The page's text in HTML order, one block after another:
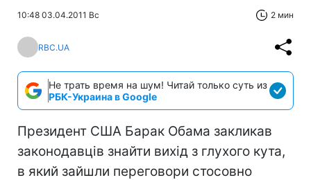
10:48 03.04.2011 Вс 2 мин
RBC.UA
Не трать время на шум! Читай только суть из
РБК-Украина в Google
Президент США Барак Обама закликав
законодавців знайти вихід з глухого кута,
в який зайшли переговори стосовно